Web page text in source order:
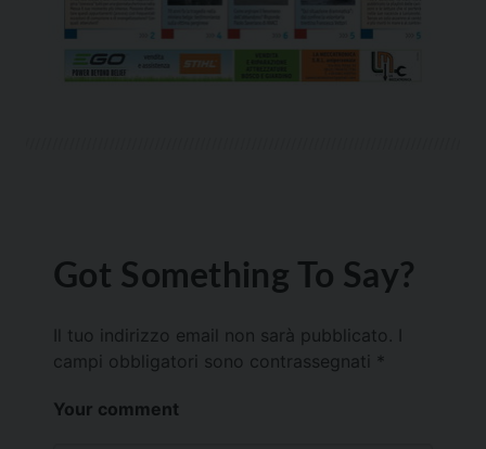
Got Something To Say?
Il tuo indirizzo email non sarà pubblicato.
campi obbligatori sono contrassegnati *
Your comment